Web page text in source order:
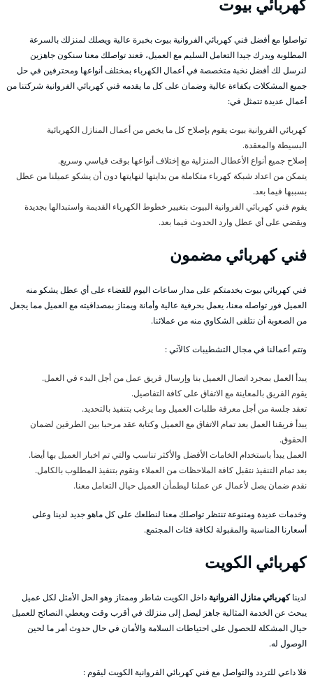
كهربائي بيوت
تواصلوا مع أفضل فني كهربائي الفروانية بيوت بخبرة عالية ويصلك لمنزلك بالسرعة
المطلوبة ويدرك جيدا التعامل السليم مع العميل، فعند تواصلك معنا سنكون جاهزين
لنرسل لك أفضل نخبة متخصصة في أعمال الكهرباء بمختلف أنواعها ومحترفين في حل
جميع المشكلات بكفاءة عالية وضمان على كل ما يقدمه فني كهربائي الفروانية شركتنا من
أعمال عديدة تتمثل في:
كهربائي الفروانية بيوت يقوم بإصلاح كل ما يخص من أعمال المنازل الكهربائية
البسيطة والمعقدة.
إصلاح جميع أنواع الأعطال المنزلية مع إختلاف أنواعها بوقت قياسي وسريع.
يتمكن من اعداد شبكة كهرباء متكاملة من بدايتها لنهايتها دون أن يشكو عميلنا من عطل
بسببها فيما بعد.
يقوم فني كهربائي الفروانية البيوت بتغيير خطوط الكهرباء القديمة واستبدالها بجديدة
ويقضي على أي عطل وارد الحدوث فيما بعد.
فني كهربائي مضمون
فني كهربائي بيوت بخدمتكم على مدار ساعات اليوم للقضاء على أي عطل يشكو منه
العميل فور تواصله معنا، يعمل بحرفية عالية وأمانة ويمتاز بمصداقيته مع العميل مما يجعل
من الصعوبة أن نتلقى الشكاوي منه من عملائنا.
وتتم أعمالنا في مجال التشطيبات كالآتي :
يبدأ العمل بمجرد اتصال العميل بنا وإرسال فريق عمل من أجل البدء في العمل.
يقوم الفريق بالمعاينة مع الاتفاق على كافة التفاصيل.
تعقد جلسة من أجل معرفة طلبات العميل وما يرغب بتنفيذ بالتحديد.
يبدأ فريقنا العمل بعد تمام الاتفاق مع العميل وكتابة عقد مرحبا بين الطرفين لضمان
الحقوق.
العمل يبدأ باستخدام الخامات الأفضل والأكثر تناسب والتي تم اخبار العميل بها أيضا.
بعد تمام التنفيذ نتقبل كافة الملاحظات من العملاء ونقوم بتنفيذ المطلوب بالكامل.
نقدم ضمان يصل لأعمال عن عملنا ليطمأن العميل حيال التعامل معنا.
وخدمات عديدة ومتنوعة تنتظر تواصلك معنا لنطلعك على كل ماهو جديد لدينا وعلى
أسعارنا المناسبة والمقبولة لكافة فئات المجتمع.
كهربائي الكويت
لديناكهربائي منازل الفروانية داخل الكويت شاطر وممتاز وهو الحل الأمثل لكل عميل
يبحث عن الخدمة المثالية جاهز ليصل إلى منزلك في أقرب وقت ويعطي النصائح للعميل
حيال المشكلة للحصول على احتياطات السلامة والأمان في حال حدوث أمر ما لحين
الوصول له.
فلا داعي للتردد والتواصل مع فني كهربائي الفروانية الكويت ليقوم :